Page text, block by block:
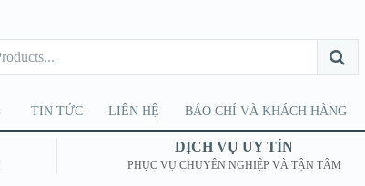
TIN TỨC LIÊN HỆ BÁO CHÍ VÀ KHÁCH HÀNG
DỊCH VỤ UY TÍN
PHỤC VỤ CHUYÊN NGHIỆP VÀ TẬN TÂM